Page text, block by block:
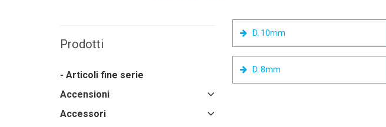
Prodotti
- Articoli fine serie
Accensioni
Accessori
D. 10mm
D. 8mm